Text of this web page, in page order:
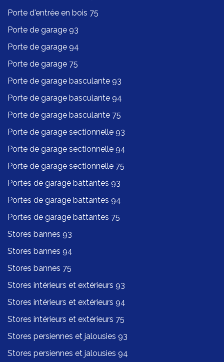
Porte d'entrée en bois 75
Porte de garage 93
Porte de garage 94
Porte de garage 75
Porte de garage basculante 93
Porte de garage basculante 94
Porte de garage basculante 75
Porte de garage sectionnelle 93
Porte de garage sectionnelle 94
Porte de garage sectionnelle 75
Portes de garage battantes 93
Portes de garage battantes 94
Portes de garage battantes 75
Stores bannes 93
Stores bannes 94
Stores bannes 75
Stores intérieurs et extérieurs 93
Stores intérieurs et extérieurs 94
Stores intérieurs et extérieurs 75
Stores persiennes et jalousies 93
Stores persiennes et jalousies 94